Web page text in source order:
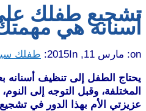
تشجيع طفلك
أسنانه هي
on: مارس 11, 2015 In: طفلك
يحتاج الطفل إلى تنظيف أسنانه
المختلفة، وقبل التوجه إلى
عزيزتي الأم بهذا الدور في